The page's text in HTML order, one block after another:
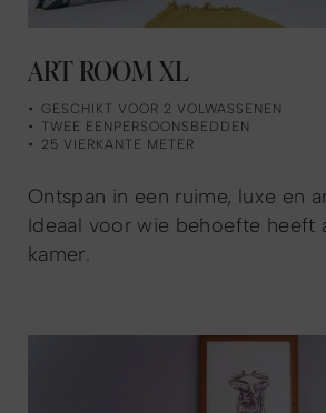
ART ROOM XL
GESCHIKT VOOR 2 VOLWASSENEN
TWEE EENPERSOONSBEDDEN
25 VIERKANTE METER
Ontspan in een ruime, luxe en
Ideaal voor wie behoefte heeft
kamer.